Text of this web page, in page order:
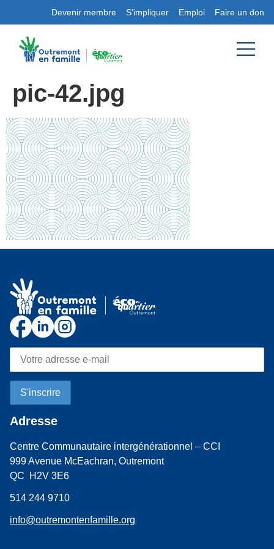
Devenir membre S’impliquer Emploi Faire un don
pic-42.jpg
Adresse
Centre Communautaire intergénérationnel – CCI
999 Avenue McEachran, Outremont
QC H2V 3E6
514 244 9710
info@outremontenfamille.org